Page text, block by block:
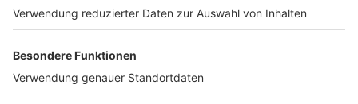
Die Meldung der Fortuna
Unsere Fortuna-Themenseite